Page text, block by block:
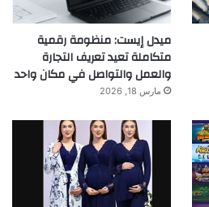
ميدل إيست: منظومة رقمية
متكاملة تعيد تعريف التجارة
والعمل والتواصل في مكان واحد
مارس 18, 2026